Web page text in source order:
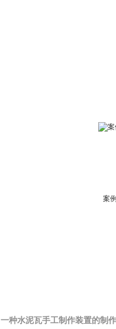
案
一种水泥瓦手工制作装置的制